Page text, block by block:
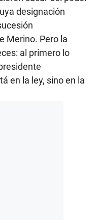
designación
Merino. Pero la
al primero lo
en la ley, sino en la